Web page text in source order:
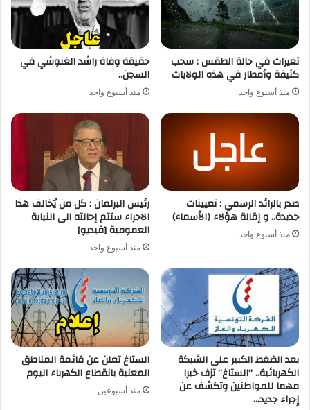
تغيرات في حالة الطقس : سحب
كثيفة وأمطار في هذه الولايات
منذ أسبوع واحد
حقيقة وفاة راشد الغنوشي في
السجن..
منذ أسبوع واحد
صدر بالرائد الرسمي : تعيينات
جديدة.. و إقالة هؤلاء (الأسماء)
منذ أسبوع واحد
رئيس البرلمان : كل من يُخالف هذا
الاجراء ستتم إحالته الى النيابة
العمومية [فيديو]
منذ أسبوع واحد
بعد الضغط الكبير على الشبكة
الكهربائية.. “الستاغ” تزف خبرا
مهما للمواطنين وتكشف عن
إجراء جديد…
الستاغ تعلن عن قائمة المناطق
المعنية بانقطاع الكهرباء اليوم
منذ أسبوعين